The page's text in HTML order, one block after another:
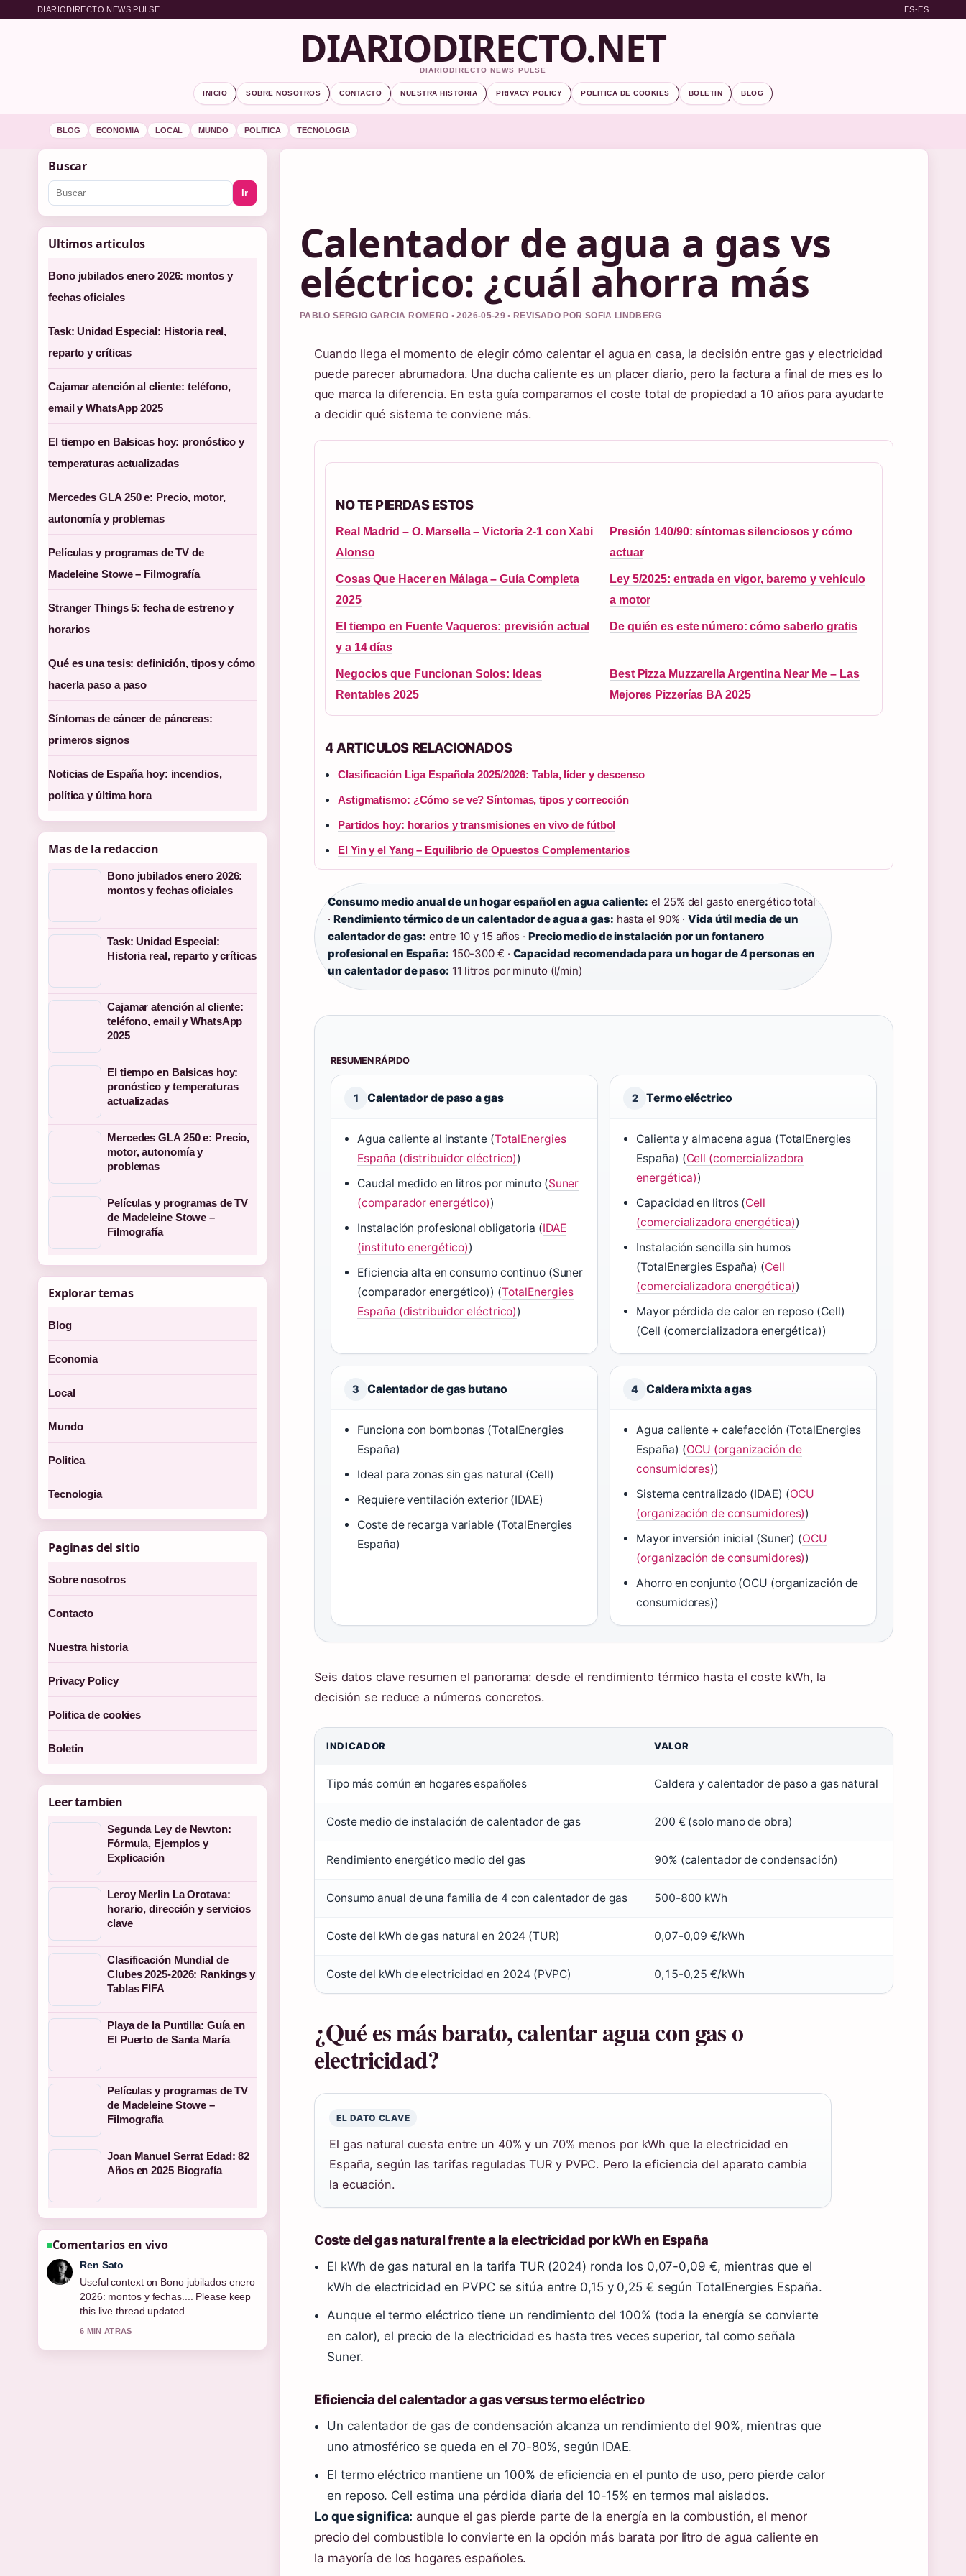
DIARIODIRECTO NEWS PULSE ES-ES
DIARIODIRECTO.NET
DIARIODIRECTO NEWS PULSE
INICIO SOBRE NOSOTROS CONTACTO NUESTRA HISTORIA PRIVACY POLICY POLITICA DE COOKIES BOLETIN BLOG
BLOG ECONOMIA LOCAL MUNDO POLITICA TECNOLOGIA
Calentador de agua a gas vs
eléctrico: ¿cuál ahorra más
PABLO SERGIO GARCIA ROMERO • 2026-05-29 • REVISADO POR SOFIA LINDBERG
Cuando llega el momento de elegir cómo calentar el agua en casa, la decisión entre gas y electricidad
puede parecer abrumadora. Una ducha caliente es un placer diario, pero la factura a final de mes es lo
que marca la diferencia. En esta guía comparamos el coste total de propiedad a 10 años para ayudarte
a decidir qué sistema te conviene más.
NO TE PIERDAS ESTOS
Real Madrid – O. Marsella – Victoria 2-1 con Xabi
Alonso
Presión 140/90: síntomas silenciosos y cómo
actuar
Cosas Que Hacer en Málaga – Guía Completa
2025
Ley 5/2025: entrada en vigor, baremo y vehículo
a motor
El tiempo en Fuente Vaqueros: previsión actual
y a 14 días
De quién es este número: cómo saberlo gratis
Negocios que Funcionan Solos: Ideas
Rentables 2025
Best Pizza Muzzarella Argentina Near Me – Las
Mejores Pizzerías BA 2025
4 ARTICULOS RELACIONADOS
Clasificación Liga Española 2025/2026: Tabla, líder y descenso
Astigmatismo: ¿Cómo se ve? Síntomas, tipos y corrección
Partidos hoy: horarios y transmisiones en vivo de fútbol
El Yin y el Yang – Equilibrio de Opuestos Complementarios
Consumo medio anual de un hogar español en agua caliente: el 25% del gasto energético total
· Rendimiento térmico de un calentador de agua a gas: hasta el 90% ·Vida útil media de un
calentador de gas: entre 10 y 15 años ·Precio medio de instalación por un fontanero
profesional en España: 150-300 € · Capacidad recomendada para un hogar de 4 personas en
un calentador de paso: 11 litros por minuto (l/min)
RESUMEN RÁPIDO
1 Calentador de paso a gas
Agua caliente al instante (TotalEnergies
España (distribuidor eléctrico))
Caudal medido en litros por minuto (Suner
(comparador energético))
Instalación profesional obligatoria (IDAE
(instituto energético))
Eficiencia alta en consumo continuo (Suner
(comparador energético)) (TotalEnergies
España (distribuidor eléctrico))
2 Termo eléctrico
Calienta y almacena agua (TotalEnergies
España) (Cell (comercializadora
energética))
Capacidad en litros (Cell
(comercializadora energética))
Instalación sencilla sin humos
(TotalEnergies España) (Cell
(comercializadora energética))
Mayor pérdida de calor en reposo (Cell)
(Cell (comercializadora energética))
3 Calentador de gas butano
Funciona con bombonas (TotalEnergies
España)
Ideal para zonas sin gas natural (Cell)
Requiere ventilación exterior (IDAE)
Coste de recarga variable (TotalEnergies
España)
4 Caldera mixta a gas
Agua caliente + calefacción (TotalEnergies
España) (OCU (organización de
consumidores))
Sistema centralizado (IDAE) (OCU
(organización de consumidores))
Mayor inversión inicial (Suner) (OCU
(organización de consumidores))
Ahorro en conjunto (OCU (organización de
consumidores))
Seis datos clave resumen el panorama: desde el rendimiento térmico hasta el coste kWh, la
decisión se reduce a números concretos.
INDICADOR VALOR
Tipo más común en hogares españoles Caldera y calentador de paso a gas natural
Coste medio de instalación de calentador de gas 200 € (solo mano de obra)
Rendimiento energético medio del gas 90% (calentador de condensación)
Consumo anual de una familia de 4 con calentador de gas 500-800 kWh
Coste del kWh de gas natural en 2024 (TUR) 0,07-0,09 €/kWh
Coste del kWh de electricidad en 2024 (PVPC) 0,15-0,25 €/kWh
¿Qué es más barato, calentar agua con gas o
electricidad?
EL DATO CLAVE
El gas natural cuesta entre un 40% y un 70% menos por kWh que la electricidad en
España, según las tarifas reguladas TUR y PVPC. Pero la eficiencia del aparato cambia
la ecuación.
Coste del gas natural frente a la electricidad por kWh en España
El kWh de gas natural en la tarifa TUR (2024) ronda los 0,07-0,09 €, mientras que el
kWh de electricidad en PVPC se sitúa entre 0,15 y 0,25 € según TotalEnergies España.
Aunque el termo eléctrico tiene un rendimiento del 100% (toda la energía se convierte
en calor), el precio de la electricidad es hasta tres veces superior, tal como señala
Suner.
Eficiencia del calentador a gas versus termo eléctrico
Un calentador de gas de condensación alcanza un rendimiento del 90%, mientras que
uno atmosférico se queda en el 70-80%, según IDAE.
El termo eléctrico mantiene un 100% de eficiencia en el punto de uso, pero pierde calor
en reposo. Cell estima una pérdida diaria del 10-15% en termos mal aislados.
Lo que significa: aunque el gas pierde parte de la energía en la combustión, el menor
precio del combustible lo convierte en la opción más barata por litro de agua caliente en
la mayoría de los hogares españoles.
Buscar
Ir
Ultimos articulos
Bono jubilados enero 2026: montos y
fechas oficiales
Task: Unidad Especial: Historia real,
reparto y críticas
Cajamar atención al cliente: teléfono,
email y WhatsApp 2025
El tiempo en Balsicas hoy: pronóstico y
temperaturas actualizadas
Mercedes GLA 250 e: Precio, motor,
autonomía y problemas
Películas y programas de TV de
Madeleine Stowe – Filmografía
Stranger Things 5: fecha de estreno y
horarios
Qué es una tesis: definición, tipos y cómo
hacerla paso a paso
Síntomas de cáncer de páncreas:
primeros signos
Noticias de España hoy: incendios,
política y última hora
Mas de la redaccion
Bono jubilados enero 2026:
montos y fechas oficiales
Task: Unidad Especial:
Historia real, reparto y críticas
Cajamar atención al cliente:
teléfono, email y WhatsApp
2025
El tiempo en Balsicas hoy:
pronóstico y temperaturas
actualizadas
Mercedes GLA 250 e: Precio,
motor, autonomía y
problemas
Películas y programas de TV
de Madeleine Stowe –
Filmografía
Explorar temas
Blog
Economia
Local
Mundo
Politica
Tecnologia
Paginas del sitio
Sobre nosotros
Contacto
Nuestra historia
Privacy Policy
Politica de cookies
Boletin
Leer tambien
Segunda Ley de Newton:
Fórmula, Ejemplos y
Explicación
Leroy Merlin La Orotava:
horario, dirección y servicios
clave
Clasificación Mundial de
Clubes 2025-2026: Rankings y
Tablas FIFA
Playa de la Puntilla: Guía en
El Puerto de Santa María
Películas y programas de TV
de Madeleine Stowe –
Filmografía
Joan Manuel Serrat Edad: 82
Años en 2025 Biografía
Comentarios en vivo
Emma Karlsson
The reporting on Task: Unidad
Especial: Historia real, reparto y... feels
solid and very easy to follow.
8 MIN ATRAS